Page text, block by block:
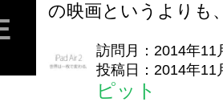
の映画というよりも
した映画が色々と
でマイナーなのが見
訪問月：2014年11
投稿日：2014年11
ピット